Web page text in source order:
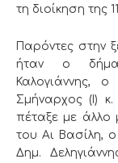
τη διοίκηση της
Παρόντες στην
ήταν ο
Καλογιάννης,
Σμήναρχος (Ι)
πέταξε με άλλο
του Αι Βασίλη, ο
Δημ.